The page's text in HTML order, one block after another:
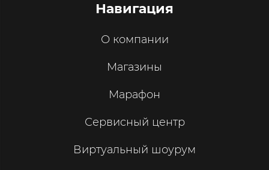
Навигация
О компании
Магазины
Марафон
Сервисный центр
Виртуальный шоурум